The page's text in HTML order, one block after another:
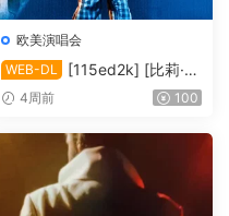
欧美演唱会
WEB-DL
[115ed2k] [比莉·艾
莉什：温柔重击巡回演唱会电
HDR10+ H.265 DDP 5.1][M
KV/19.89 GiB]
4周前 100